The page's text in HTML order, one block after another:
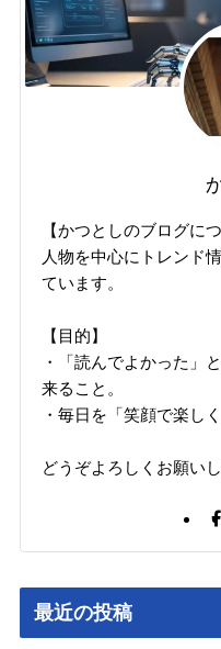
【かつとしのブログにつ
人物を中心にトレンド
ています。
【目的】
・「読んでよかった」
来ること。
・毎日を「笑顔で楽し
どうぞよろしくお願いし
最近の投稿